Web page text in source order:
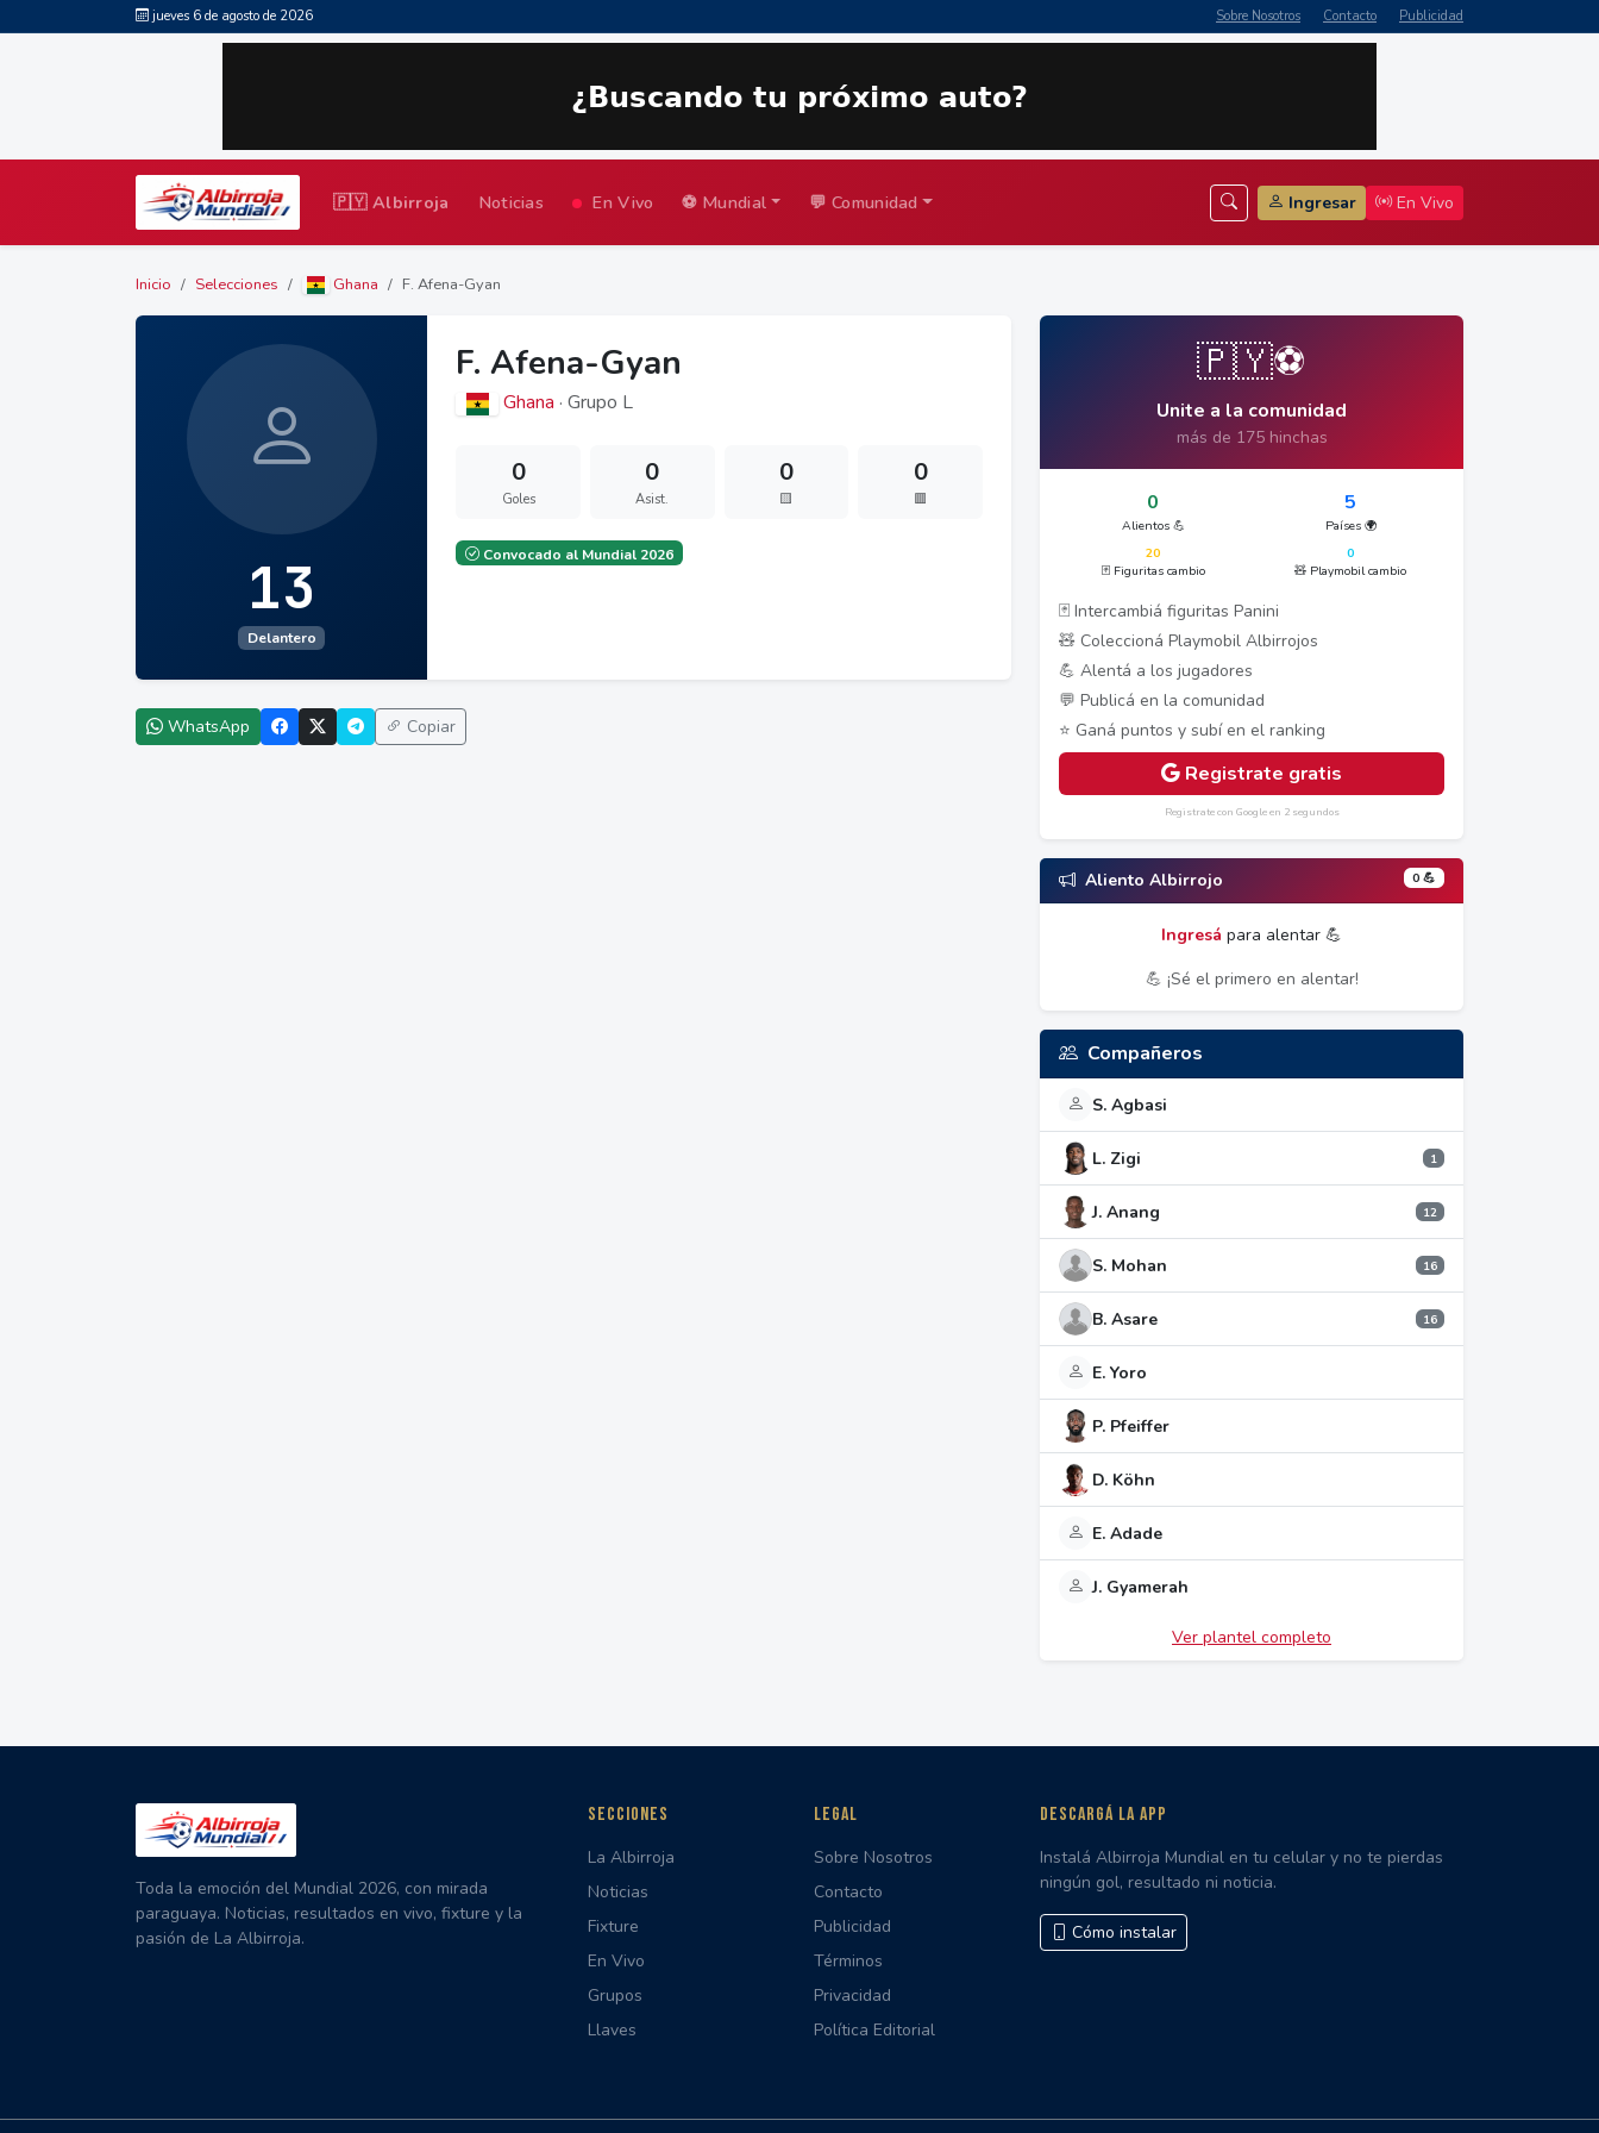
jueves 6 de agosto de 2026 Sobre Nosotros Contacto Publicidad
🇵🇾 Albirroja Noticias En Vivo ⚽ Mundial 💬 Comunidad Ingresar En Vivo
Inicio Selecciones Ghana F. Afena-Gyan
13
Delantero
F. Afena-Gyan
Ghana · Grupo L
0
Goles
0
Asist.
0
🟨
0
🟥
Convocado al Mundial 2026
WhatsApp Copiar
🇵🇾⚽
Unite a la comunidad
más de 175 hinchas
0
Alientos 💪
5
Países 🌍
20
🃏 Figuritas cambio
0
🧸 Playmobil cambio
🃏 Intercambiá figuritas Panini
🧸 Coleccioná Playmobil Albirrojos
💪 Alentá a los jugadores
💬 Publicá en la comunidad
⭐ Ganá puntos y subí en el ranking
Registrate gratis
Registrate con Google en 2 segundos
Aliento Albirrojo 0 💪
Ingresá para alentar 💪
💪 ¡Sé el primero en alentar!
Compañeros
S. Agbasi
L. Zigi 1
J. Anang 12
S. Mohan 16
B. Asare 16
E. Yoro
P. Pfeiffer
D. Köhn
E. Adade
J. Gyamerah
Ver plantel completo
Toda la emoción del Mundial 2026, con mirada
paraguaya. Noticias, resultados en vivo, fixture y la
pasión de La Albirroja.
SECCIONES
La Albirroja
Noticias
Fixture
En Vivo
Grupos
Llaves
LEGAL
Sobre Nosotros
Contacto
Publicidad
Términos
Privacidad
Política Editorial
DESCARGÁ LA APP
Instalá Albirroja Mundial en tu celular y no te pierdas
ningún gol, resultado ni noticia.
Cómo instalar